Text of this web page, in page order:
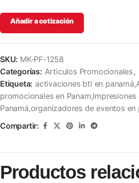
Añadir a cotización
SKU: MK-PF-1258
Categorías: Articulos Promocionales ,
Etiqueta: activaciones btl en
promocionales en Panam,Impresiones
Panamá,organizadores de eventos en
Compartir:
Productos